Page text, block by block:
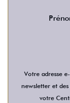
Votre adresse
newsletter et
votre